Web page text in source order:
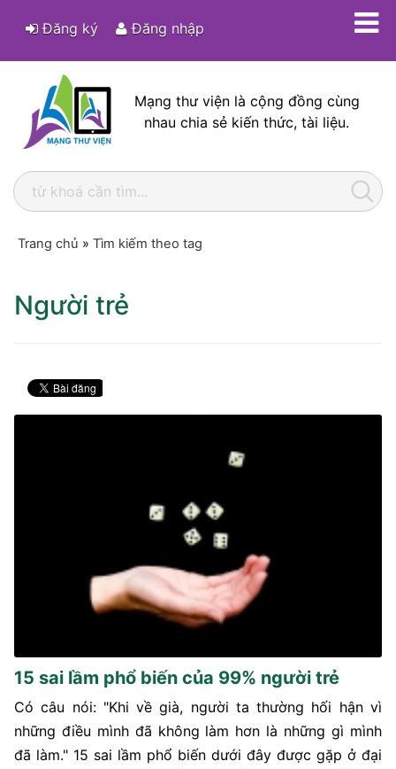
Đăng ký Đăng nhập
Mạng thư viện là cộng đồng cùng
nhau chia sẻ kiến thức, tài liệu.
Trang chủ » Tìm kiếm theo tag
Người trẻ
15 sai lầm phổ biến của 99% người trẻ
Có câu nói: "Khi về già, người ta thường hối hận vì
những điều mình đã không làm hơn là những gì mình
đã làm." 15 sai lầm phổ biến dưới đây được gặp ở đại